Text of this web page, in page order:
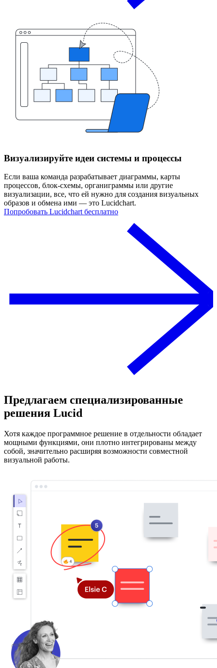
Визуализируйте идеи системы и процессы
Если ваша команда разрабатывает диаграммы, карты
процессов, блок-схемы, органиграммы или другие
визуализации, все, что ей нужно для создания визуальных
образов и обмена ими — это Lucidchart.
Попробовать Lucidchart бесплатно
Предлагаем специализированные
решения Lucid
Хотя каждое программное решение в отдельности обладает
мощными функциями, они плотно интегрированы между
собой, значительно расширяя возможности совместной
визуальной работы.